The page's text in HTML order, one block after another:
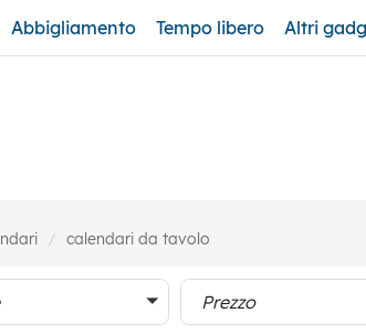
Abbigliamento Tempo libero Altri
calendari da tavolo
Prezzo